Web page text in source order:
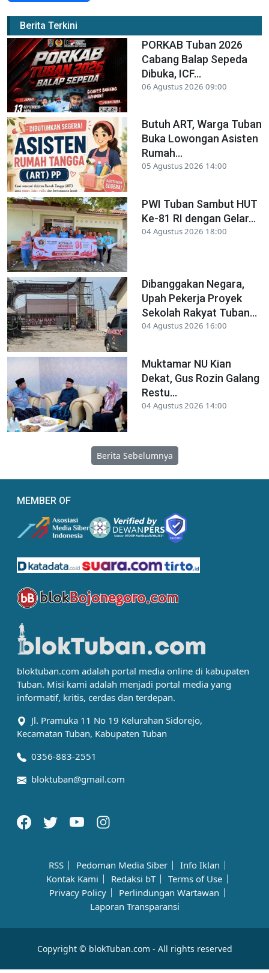
Berita Terkini
PORKAB Tuban 2026
Cabang Balap Sepeda
Dibuka, ICF...
06 Agustus 2026 09:00
Butuh ART, Warga Tuban
Buka Lowongan Asisten
Rumah...
05 Agustus 2026 14:00
PWI Tuban Sambut HUT
Ke-81 RI dengan Gelar...
04 Agustus 2026 18:00
Dibanggakan Negara,
Upah Pekerja Proyek
Sekolah Rakyat Tuban...
04 Agustus 2026 16:00
Muktamar NU Kian
Dekat, Gus Rozin Galang
Restu...
04 Agustus 2026 14:00
Berita Sebelumnya
MEMBER OF
bloktuban.com adalah portal media online di kabupaten
Tuban. Misi kami adalah menjadi portal media yang
informatif, kritis, cerdas dan terdepan.
Jl. Pramuka 11 No 19 Kelurahan Sidorejo,
Kecamatan Tuban, Kabupaten Tuban
0356-883-2551
bloktuban@gmail.com
RSS Pedoman Media Siber
Info Iklan
Kontak Kami
Redaksi bT
Terms of Use
Privacy Policy
Perlindungan Wartawan
Laporan Transparansi
Copyright © blokTuban.com - All rights reserved